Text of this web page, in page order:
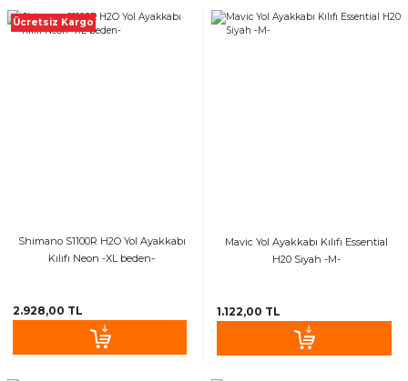
Ücretsiz Kargo
Shimano S1100R H2O Yol Ayakkabı
Kılıfı Neon -XL beden-
2.928,00 TL
Mavic Yol Ayakkabı Kılıfı Essential
H20 Siyah -M-
1.122,00 TL